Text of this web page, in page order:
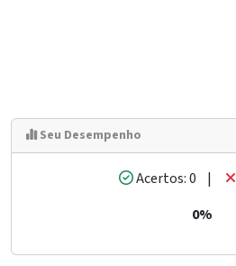
Seu Desempenho
Acertos: 0 |
0%